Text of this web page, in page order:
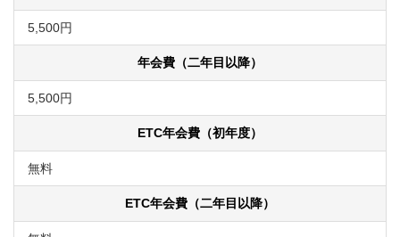
5,500円
年会費（二年目以降）
5,500円
ETC年会費（初年度）
無料
ETC年会費（二年目以降）